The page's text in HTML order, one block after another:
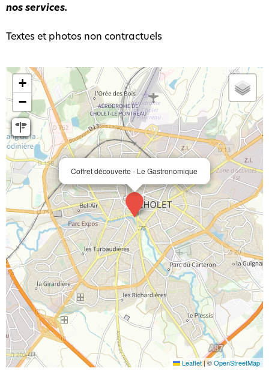
nos services.
Textes et photos non contractuels
Coffret découverte - Le Gastronomique
+
−
Leaflet|©OpenStreetMap